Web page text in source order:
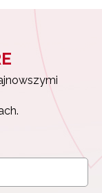
danych osobowych